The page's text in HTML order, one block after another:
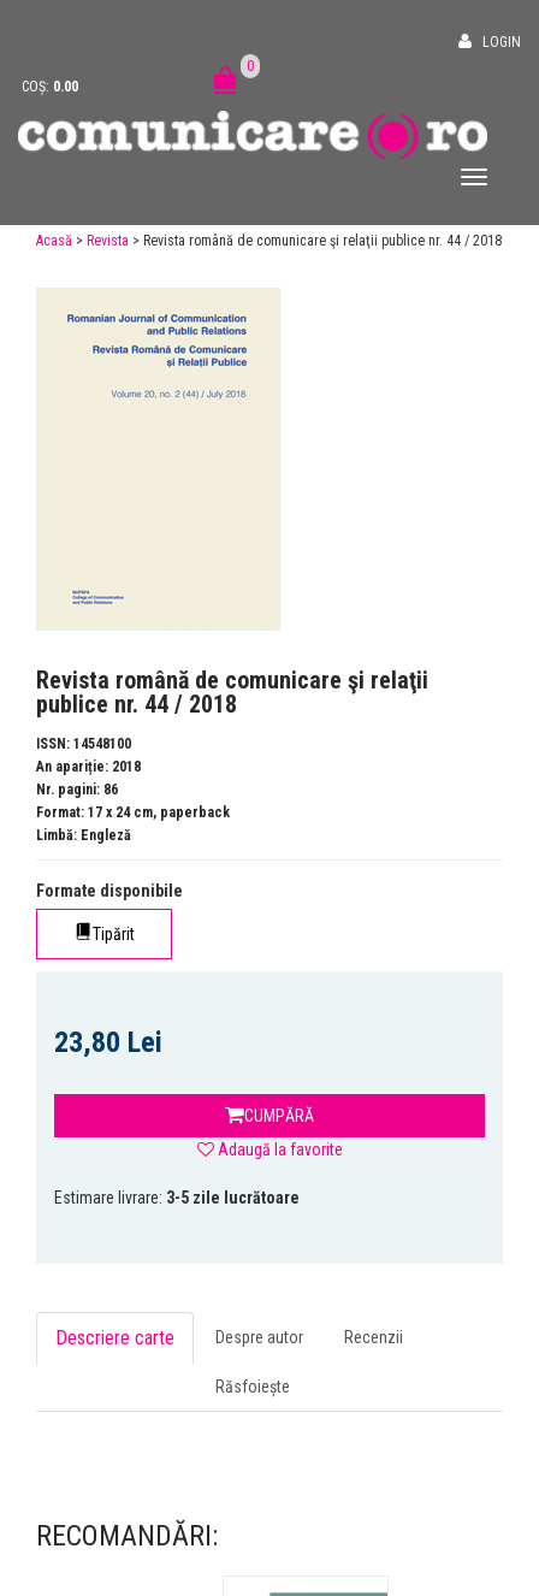
LOGIN
COȘ: 0.00
0
Acasă > Revista > Revista română de comunicare şi relaţii publice nr. 44 / 2018
Revista română de comunicare şi relaţii
publice nr. 44 / 2018
ISSN: 14548100
An apariție: 2018
Nr. pagini: 86
Format: 17 x 24 cm, paperback
Limbă: Engleză
Formate disponibile
Tipărit
23,80 Lei
CUMPĂRĂ
Adaugă la favorite
Estimare livrare: 3-5 zile lucrătoare
Descriere carte Despre autor Recenzii
Răsfoiește
RECOMANDĂRI: